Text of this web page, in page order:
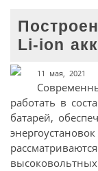
Li-ion
11 мая, 2021
работать в
батарей,